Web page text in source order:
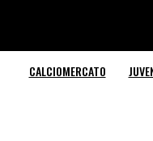
CALCIOMERCATO